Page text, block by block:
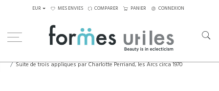
EUR MES ENVIES COMPARER PANIER CONNEXION
Suite de trois appliques par Charlotte Perriand, les Arcs circa 1970